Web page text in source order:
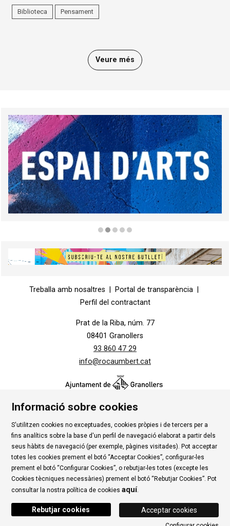
Biblioteca Pensament
Veure més
Treballa amb nosaltres
Portal de transparència
Perfil del contractant
Prat de la Riba, núm. 77
08401 Granollers
93 860 47 29
info@rocaumbert.cat
Contacte | Instància Genèrica | Alta Tercers
|
Ús de Cookies
| Política de privadesa | Avís Legal
|
Condicions d'ús Roca Umbert
Link a rssLink a instagramLink a youtubeLink a twitter
Link
Informació sobre cookies
S'utilitzen cookies no exceptuades, cookies pròpies i de tercers per a
fins analítics sobre la base d'un perfil de navegació elaborat a partir dels
seus hàbits de navegació (per exemple, pàgines visitades). Pot acceptar
totes les cookies prement el botó “Acceptar Cookies”, configurar-les
prement el botó “Configurar Cookies”, o rebutjar-les totes (excepte les
Cookies tècniques necessàries) prement el botó “Rebutjar Cookies”. Pot
consultar la nostra política de cookies aquí.
Acceptar cookies
Rebutjar cookies